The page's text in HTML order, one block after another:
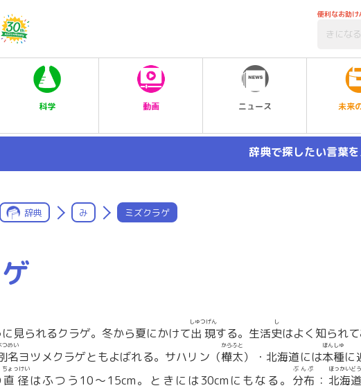
便利なお助
科学 動画 ニュース 未来
辞典で探したい言葉
辞典 み ミズクラゲ
見られるクラゲ。冬から夏にかけて出現
しゅつげん
する。生活史
し
はよく知られて
名
つめい
ヨツメクラゲともよばれる。サハリン（樺太
からふと
）・北海道には本種
ほんしゅ
に
直径
ちょっけい
はふつう10〜15cm。ときには30cmにもなる。 分布
ぶんぷ
： 北海
ほっかいど